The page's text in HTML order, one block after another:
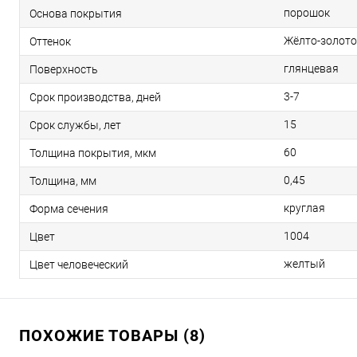
Основа покрытия порошок
Оттенок Жёлто-
Поверхность глянцевая
Срок производства, дней 3-7
Срок службы, лет 15
Толщина покрытия, мкм 60
Толщина, мм 0,45
Форма сечения круглая
Цвет 1004
Цвет человеческий желтый
ПОХОЖИЕ ТОВАРЫ (8)